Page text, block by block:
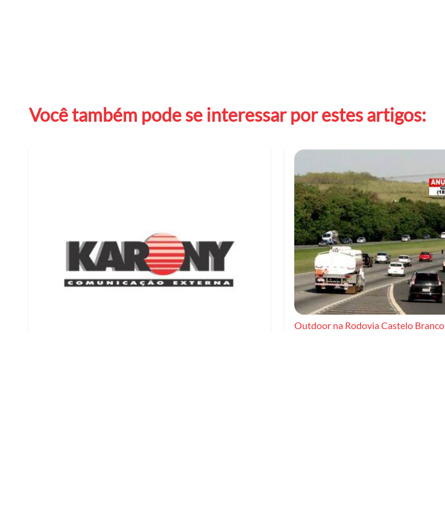
Você também pode se interessar por estes artigos:
Outdoor na Rodovia Castelo Branco